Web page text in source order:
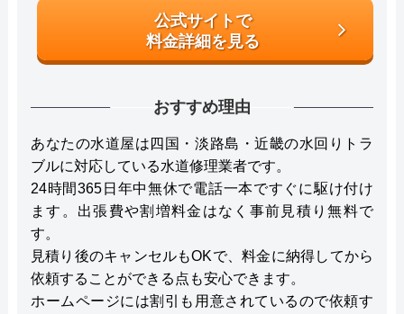
公式サイトで
料金詳細を見る
おすすめ理由
あなたの水道屋は四国・淡路島・近畿の水回りトラ
ブルに対応している水道修理業者です。
24時間365日年中無休で電話一本ですぐに駆け付け
ます。出張費や割増料金はなく事前見積り無料で
す。
見積り後のキャンセルもOKで、料金に納得してから
依頼することができる点も安心できます。
ホームページには割引も用意されているので依頼す